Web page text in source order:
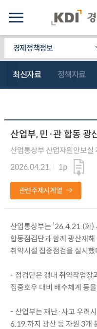
경제정책정보
최신자료 정책자료
산업부, 민·관 합동 광
산업통상부 산업자원안보
2026.04.21
1p
관련주제시계열
산업통상부는 ’26.4.21.(화)
합동점검단과 함께 광산재
취약시설 집중점검을 실시했
- 점검단은 갱내 취약작업장
집중호우 대비 배수체계 등
- 산업부는 재난·사고 우려
6.19.까지 광산 등 자원 3개